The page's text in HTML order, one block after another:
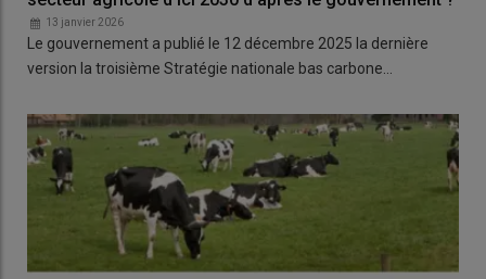
13 janvier 2026
Le gouvernement a publié le 12 décembre 2025 la dernière
version la troisième Stratégie nationale bas carbone…